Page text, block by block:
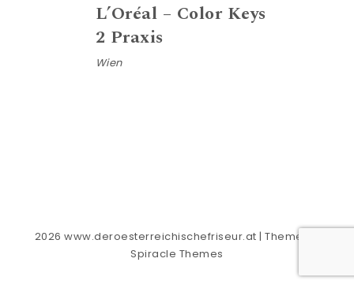
L’Oréal – Color Keys
2 Praxis
Wien
2026www.deroesterreichischefriseur.at | Theme by
Spiracle Themes